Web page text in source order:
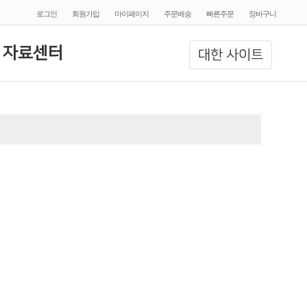
로그인 회원가입 마이페이지 주문배송 빠른주문 장바구니
대한 사이트
료센터